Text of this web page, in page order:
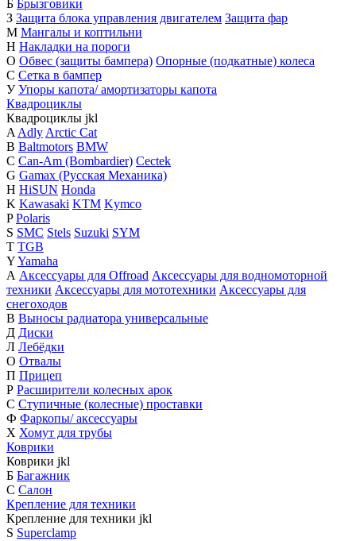
Б Брызговики
З Защита блока управления двигателем Защита фар
М Мангалы и коптильни
Н Накладки на пороги
О Обвес (защиты бампера) Опорные (подкатные) колеса
С Сетка в бампер
У Упоры капота/ амортизаторы капота
Квадроциклы
Квадроциклы jkl
A Adly Arctic Cat
B Baltmotors BMW
C Can-Am (Bombardier) Cectek
G Gamax (Русская Механика)
H HiSUN Honda
K Kawasaki KTM Kymco
P Polaris
S SMC Stels Suzuki SYM
T TGB
YYamaha
А Аксессуары для Offroad Аксессуары для водномоторной
техники Аксессуары для мототехники Аксессуары для
снегоходов
В Выносы радиатора универсальные
Д Диски
Л Лебёдки
О Отвалы
П Прицеп
Р Расширители колесных арок
С Ступичные (колесные) проставки
Ф Фаркопы/ аксессуары
Х Хомут для трубы
Коврики
Коврики jkl
Б Багажник
С Салон
Крепление для техники
Крепление для техники jkl
S Superclamp